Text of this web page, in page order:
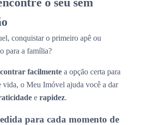
conquistar o primeiro apê ou
para a família?
facilmente a opção certa para
vida, o Meu Imóvel ajuda você a dar
e rapidez.
para cada momento de